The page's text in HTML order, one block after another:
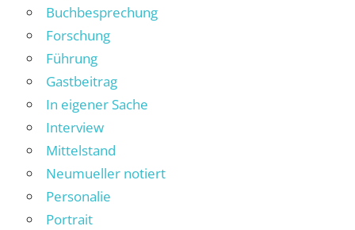
Buchbesprechung
Forschung
Führung
Gastbeitrag
In eigener Sache
Interview
Mittelstand
Neumueller notiert
Personalie
Portrait